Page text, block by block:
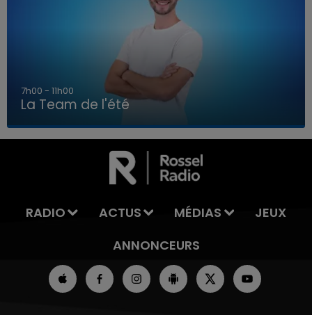
LA TEAM DE L'ÉTÉ
7h00 - 11h00
La Team de l'été
RADIO ACTUS MÉDIAS
JEUX
ANNONCEURS